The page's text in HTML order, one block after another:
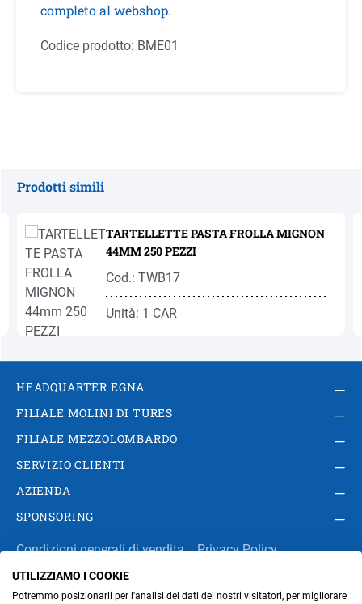
completo al webshop.
Codice prodotto: BME01
Prodotti simili
TARTELLETTE PASTA FROLLA MIGNON
44MM 250 PEZZI
Cod.: TWB17
Unità: 1 CAR
HEADQUARTER EGNA
FILIALE MOLINI DI TURES
FILIALE MEZZOLOMBARDO
SERVIZIO CLIENTI
AZIENDA
SPONSORING
Condizioni generali di vendita
Privacy Policy
Impressum
Modifica impostazioni dei cookie
UTILIZZIAMO I COOKIE
Potremmo posizionarli per l'analisi dei dati dei nostri visitatori, per migliorare